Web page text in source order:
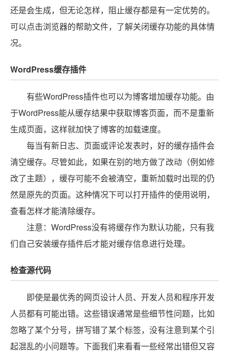
还是会生成，但无论怎样，阻止缓存都是有一定优势的。
可以点击浏览器的帮助文件，了解关闭缓存功能的具体情
况。
WordPress缓存插件
有些WordPress插件也可以为博客增加缓存功能。由
于WordPress能从缓存结果中获取博客页面，而不是重新
生成页面，这样就加快了博客的加载速度。
每当有新日志、页面或评论发表时，好的缓存插件会
清空缓存。尽管如此，如果在别的地方做了改动（例如修
改了主题），缓存可能不会被清空，重新加载时出现的仍
然是原先的页面。这种情况下可以打开插件的使用说明，
查看怎样才能清除缓存。
注意：WordPress没有将缓存作为默认功能，只有我
们自己安装缓存插件后才能对缓存信息进行处理。
检查源代码
即使是最优秀的网页设计人员、开发人员和程序开发
人员都有可能出错。这些错误通常是些细节性问题，比如
忽略了某个分号，拼写错了某个标签，没有注意到某个引
起混乱的小问题等。下面我们来看看一些经常出错但又容